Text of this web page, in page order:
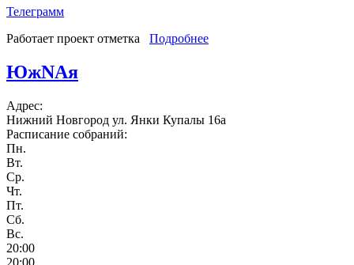
Телеграмм
Работает проект отметка
Подробнее
ЮжNAя
Адрес:
Нижний Новгород ул. Янки Купалы 16а
Расписание собраний:
Пн.
Вт.
Ср.
Чт.
Пт.
Сб.
Вс.
20:00